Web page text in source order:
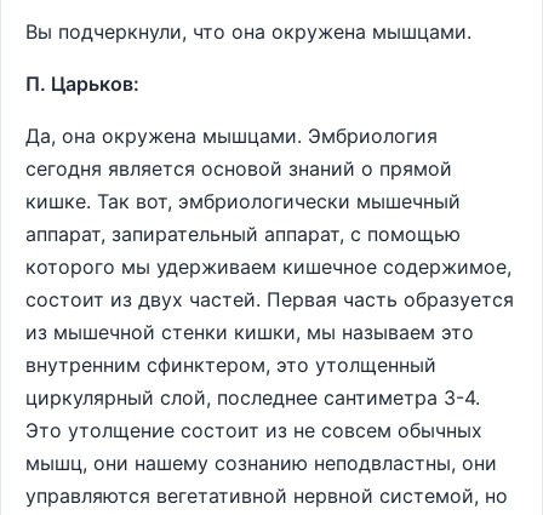
Вы подчеркнули, что она окружена мышцами.
П. Царьков:
Да, она окружена мышцами. Эмбриология
сегодня является основой знаний о прямой
кишке. Так вот, эмбриологически мышечный
аппарат, запирательный аппарат, с помощью
которого мы удерживаем кишечное содержимое,
состоит из двух частей. Первая часть образуется
из мышечной стенки кишки, мы называем это
внутренним сфинктером, это утолщенный
циркулярный слой, последнее сантиметра 3-4.
Это утолщение состоит из не совсем обычных
мышц, они нашему сознанию неподвластны, они
управляются вегетативной нервной системой, но